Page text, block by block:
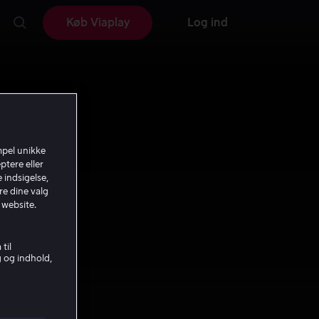
Køb Viaplay Log ind
unikke
eller
dine valg
til
indhold,